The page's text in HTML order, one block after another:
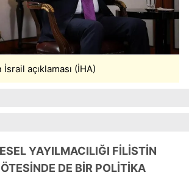
açıklaması (İHA)
YAYILMACILIĞI FİLİSTİN
DE BİR POLİTİKA